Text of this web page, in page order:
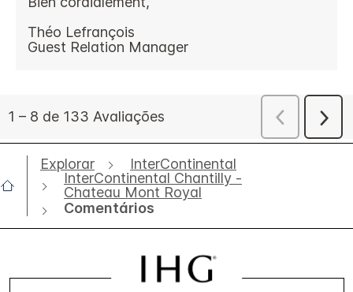
Explorar
InterContinental
InterContinental Chantilly -
Chateau Mont Royal
Comentários